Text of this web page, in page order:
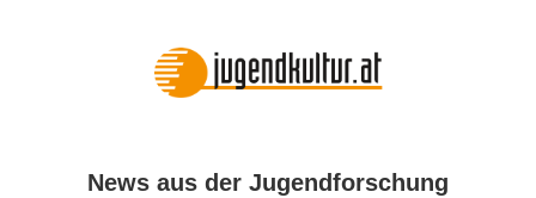
News aus der Jugendforschung